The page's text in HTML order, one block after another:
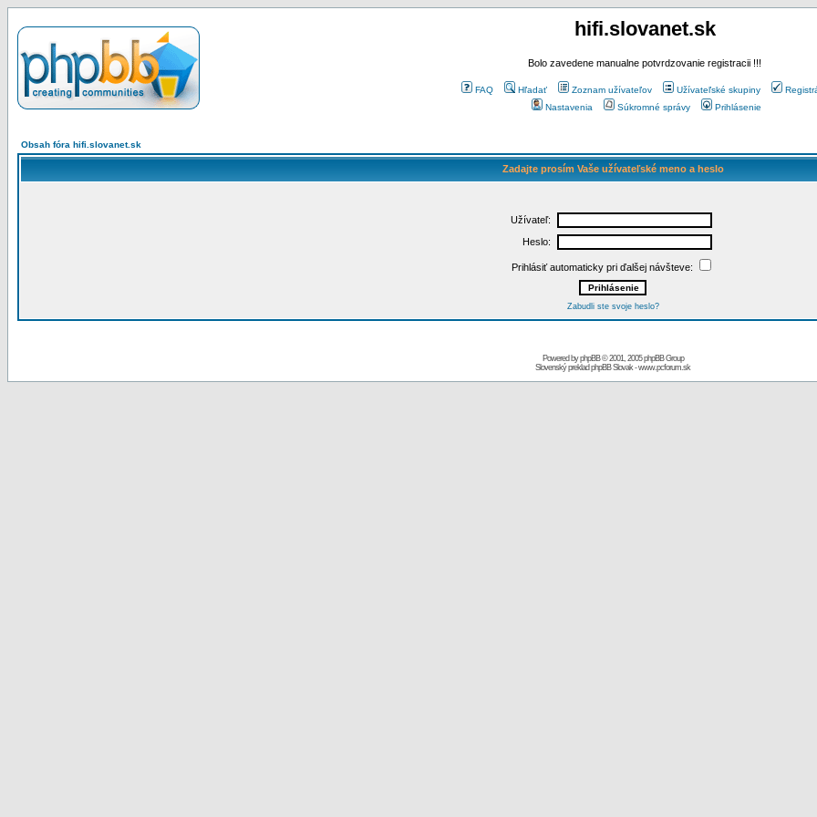
hifi.slovanet.sk
Bolo zavedene manualne potvrdzovanie registracii !!!
FAQ Hľadať Zoznam užívateľov Užívateľské skupiny
Nastavenia
Súkromné správy Prihlásenie
Obsah fóra hifi.slovanet.sk
Zadajte prosím Vaše užívateľské meno a heslo
Užívateľ:
Heslo:
Prihlásiť automaticky pri ďalšej návšteve:
Zabudli ste svoje heslo?
Powered byphpBB© 2001, 2005 phpBB Group
Slovenský preklad phpBB Slovak-www.pcforum.sk